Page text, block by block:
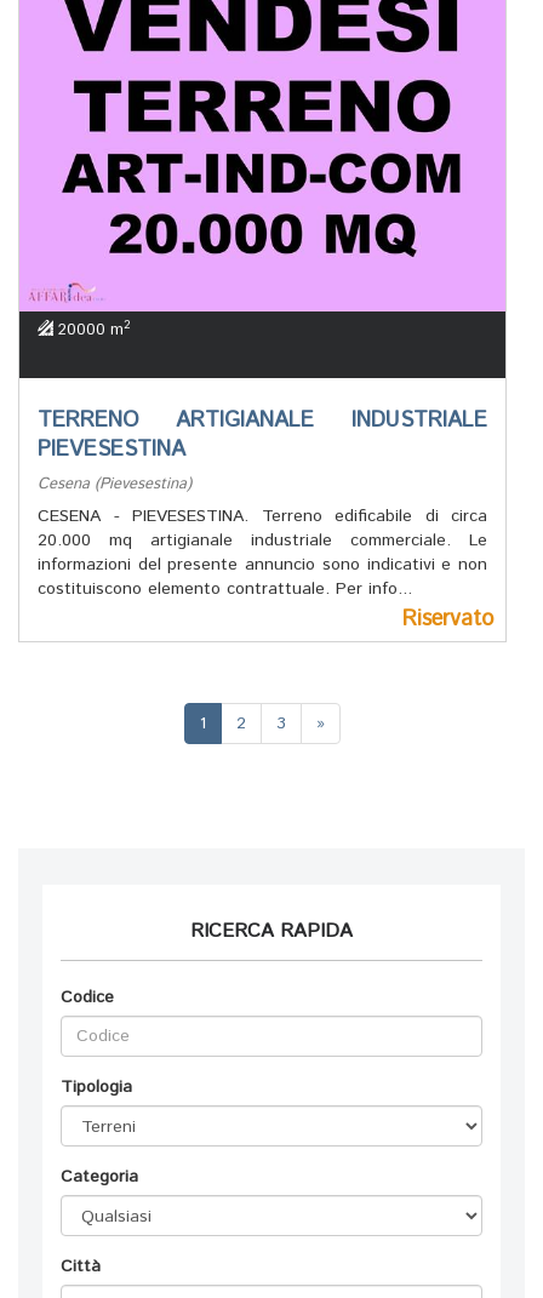
20000 m2
TERRENO ARTIGIANALE INDUSTRIALE
PIEVESESTINA
Cesena (Pievesestina)
CESENA - PIEVESESTINA. Terreno edificabile di circa
20.000 mq artigianale industriale commerciale. Le
informazioni del presente annuncio sono indicativi e non
costituiscono elemento contrattuale. Per info...
Riservato
1 (current)
2 3 »
RICERCA RAPIDA
Codice
Tipologia
Categoria
Città